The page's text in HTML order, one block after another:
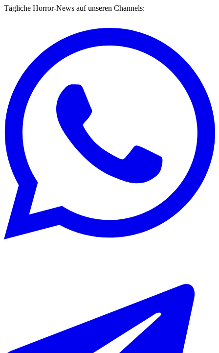
Tägliche Horror-News auf unseren Channels: